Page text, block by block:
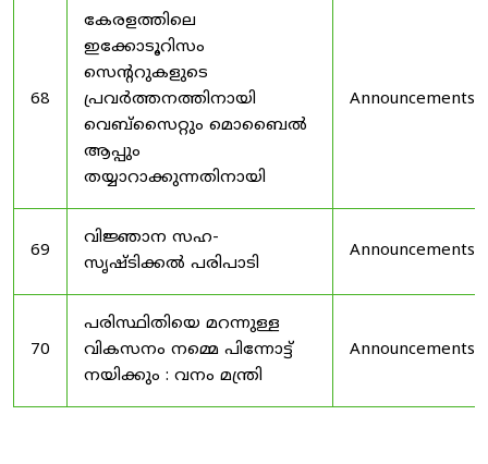
68
കേരളത്തിലെ
ഇക്കോടൂറിസം
സെന്ററുകളുടെ
പ്രവർത്തനത്തിനായി
വെബ്സൈറ്റും മൊബൈൽ
ആപ്പും
തയ്യാറാക്കുന്നതിനായി
Announcements
69
വിജ്ഞാന സഹ-
സൃഷ്ടിക്കൽ പരിപാടി
Announcements
70
പരിസ്ഥിതിയെ മറന്നുള്ള
വികസനം നമ്മെ പിന്നോട്ട്
നയിക്കും : വനം മന്ത്രി
Announcements